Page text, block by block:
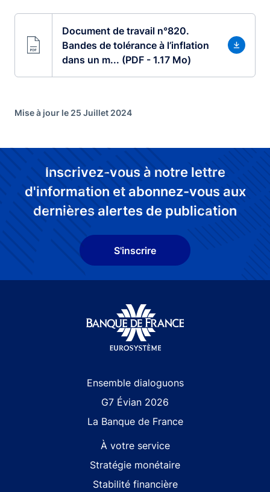
Document de travail n°820.
Bandes de tolérance à l’inflation
dans un m... (PDF - 1.17 Mo)
Mise à jour le 25 Juillet 2024
Inscrivez-vous à notre lettre
d'information et abonnez-vous aux
dernières alertes de publication
S'inscrire
Ensemble dialoguons
G7 Évian 2026
La Banque de France
À votre service
Stratégie monétaire
Stabilité financière